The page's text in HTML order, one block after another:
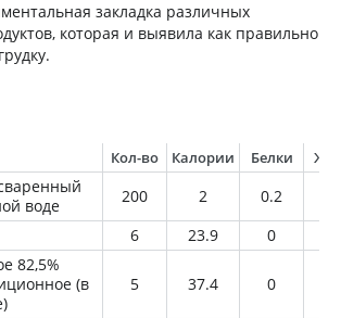
закладка различных
которая и выявила как правильно
Кол-во Калории Белки
воде
200 2 0.2
6 23.9 0
82,5%
(в
5 37.4 0